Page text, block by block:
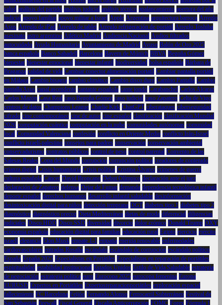
salud análisis del partido análisis judicial análisis técnico apalancamiento apertura del año
judicial apoyo familiar apoyo militar a Israel Apple Argentina arquitectura barroca Arreglo
Asus Arreglo de iPad Arreglo de tablet Arreglo refrigeración de portátil Arreglo Toshiba
asesinato astro argentino Atlético Madrid Audiencia Nacional Audios filtrados
autocuidado Ayuda Humanitaria Ayuntamiento de Madrid Ayuso Balón de Oro 2025
banca española Banco Sabadell Barcelona Bayern de Múnich BBVA Begoña Gómez
bienestar bienestar emocional bienestar infantil biodiversidad bolsa española Bárbara de
Braganza calidad de vida Cambiar conector alimentación portatil Cambiar pantalla portátil
en Málaga Cambio bisagra cambio climático Cambio disco duro Cambio Pantalla Cambio
pantalla Asus canal ascendente cantante española cante jondo Carabanchel Carlos Alcaraz
Carlos Mazón Casa Real caso Begoña Gómez caso judicial caso Zapatero Celta de Vigo
centros de datos Champions League Charlie Kirk ChatGPT ciberataques ciberseguridad
cifrado cine contemporáneo cine de autor cine español clasificación clasificación Mundial
2026 computación cuántica computación en la nube comunidades autónomas comunidad
local Comunidad Valenciana confesión conflicto en Oriente Medio conflicto Irán-Israel
conflicto israelí-palestino consejos para padres conservación conservación ambiental
conservadurismo contratos públicos control de peso control parental Convento de las
Salesas Reales Copa del Mundo corrupción corrupción política creadores de contenido
crianza digital Crisis humanitaria Crisis política Cristina Álvarez crímenes de guerra
cultura española Cáncer David Broncano Debut Olímpico declaración ante el juez
declaración de Zapatero defensa Dejar de Fumar demanda dependencia tecnológica infantil
deporte español derechos humanos desarrollo infantil saludable desinformación
desintoxicación digital para niños detección temprana DGT diabetes tipo 1 diabetes tipo 2
diagnóstico diagnóstico precoz Dieta Mediterránea dietas de moda diferencial diligencias
judiciales Disco HDD Disco SSD diversidad divorcio dolor crónico Donald Trump DXY
economía española educación digital para familias educación rural Egipto ejercicio ejército
israelí elegancia Elon Musk empate 1-1 empatía energía renovable enfermedades
cardiovasculares entradas Rosalía escándalo escándalo de corrupción escándalo político
España España 2025 Especialistas en Portátiles Especialistas en reparación de portátiles
espiritualidad estabilidad institucional Estados Unidos Estilo de Vida Saludable estrategia
de negociación estrategia política euro Eurocopa 2025 eurocopa femenina Europa
EURUSD Expertos en Portátliles Expertosreparacionportátiles exploración espacial
fallecimiento FC Barcelona Feijóo Fernando Alonso Ferrocarril Subterráneo Festival de
San Sebastián firewall Fiscal General Fiscalía Anticorrupción FOMC Forex Fórmula 1